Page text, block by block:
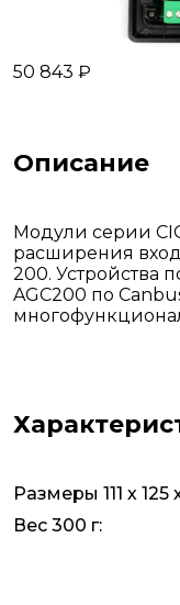
50 843 ₽
Описание
Модули серии
расширения
200. Устройства
AGC200 по
Размеры 111 х 125
Вес 300 г: